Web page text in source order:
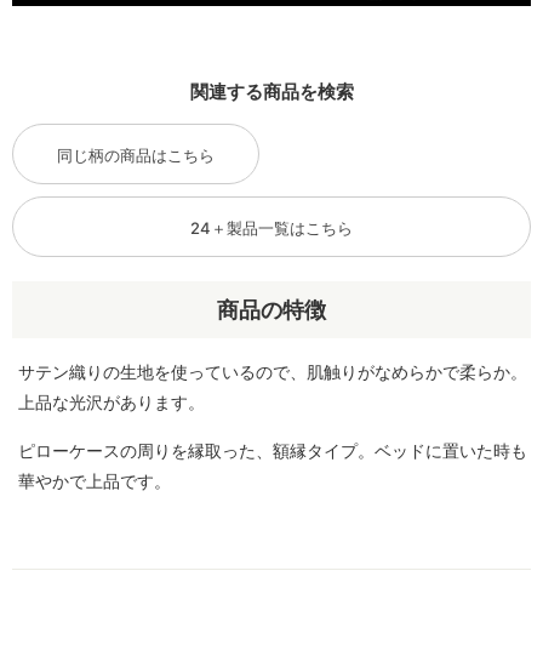
商品の特徴
サテン織りの生地を使っているので、肌触りがなめらかで柔らか。
上品な光沢があります。
ピローケースの周りを縁取った、額縁タイプ。ベッドに置いた時も
華やかで上品です。
関連する商品を検索
同じ柄の商品はこちら
24＋製品一覧はこちら